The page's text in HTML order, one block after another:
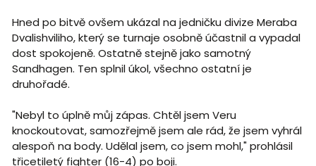
Hned po bitvě ovšem ukázal na jedničku divize Meraba
Dvalishviliho, který se turnaje osobně účastnil a vypadal
dost spokojeně. Ostatně stejně jako samotný
Sandhagen. Ten splnil úkol, všechno ostatní je
druhořadé.
"Nebyl to úplně můj zápas. Chtěl jsem Veru
knockoutovat, samozřejmě jsem ale rád, že jsem vyhrál
alespoň na body. Udělal jsem, co jsem mohl," prohlásil
třicetiletý fighter (16-4) po boji.